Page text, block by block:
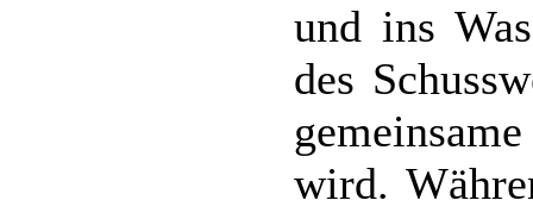
und ins
des
wird.